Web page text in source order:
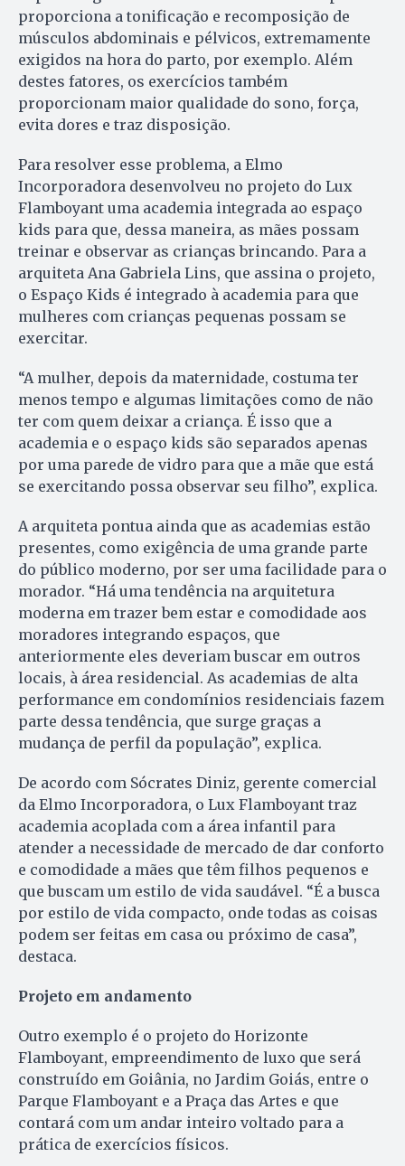
proporciona a tonificação e recomposição de
músculos abdominais e pélvicos, extremamente
exigidos na hora do parto, por exemplo. Além
destes fatores, os exercícios também
proporcionam maior qualidade do sono, força,
evita dores e traz disposição.
Para resolver esse problema, a Elmo
Incorporadora desenvolveu no projeto do Lux
Flamboyant uma academia integrada ao espaço
kids para que, dessa maneira, as mães possam
treinar e observar as crianças brincando. Para a
arquiteta Ana Gabriela Lins, que assina o projeto,
o Espaço Kids é integrado à academia para que
mulheres com crianças pequenas possam se
exercitar.
“A mulher, depois da maternidade, costuma ter
menos tempo e algumas limitações como de não
ter com quem deixar a criança. É isso que a
academia e o espaço kids são separados apenas
por uma parede de vidro para que a mãe que está
se exercitando possa observar seu filho”, explica.
A arquiteta pontua ainda que as academias estão
presentes, como exigência de uma grande parte
do público moderno, por ser uma facilidade para o
morador. “Há uma tendência na arquitetura
moderna em trazer bem estar e comodidade aos
moradores integrando espaços, que
anteriormente eles deveriam buscar em outros
locais, à área residencial. As academias de alta
performance em condomínios residenciais fazem
parte dessa tendência, que surge graças a
mudança de perfil da população”, explica.
De acordo com Sócrates Diniz, gerente comercial
da Elmo Incorporadora, o Lux Flamboyant traz
academia acoplada com a área infantil para
atender a necessidade de mercado de dar conforto
e comodidade a mães que têm filhos pequenos e
que buscam um estilo de vida saudável. “É a busca
por estilo de vida compacto, onde todas as coisas
podem ser feitas em casa ou próximo de casa”,
destaca.
Projeto em andamento
Outro exemplo é o projeto do Horizonte
Flamboyant, empreendimento de luxo que será
construído em Goiânia, no Jardim Goiás, entre o
Parque Flamboyant e a Praça das Artes e que
contará com um andar inteiro voltado para a
prática de exercícios físicos.